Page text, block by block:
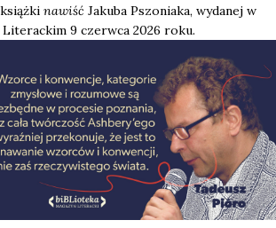
nawiść Jaku­ba Pszo­nia­ka, wyda­nej w
9 czerw­ca 2026 roku.